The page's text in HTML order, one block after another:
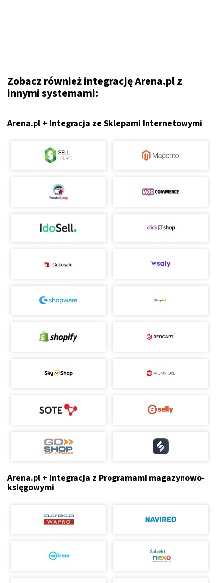
Zobacz również integrację Arena.pl z
innymi systemami:
Arena.pl + Integracja ze Sklepami Internetowymi
Arena.pl + Integracja z Programami magazynowo-
księgowymi